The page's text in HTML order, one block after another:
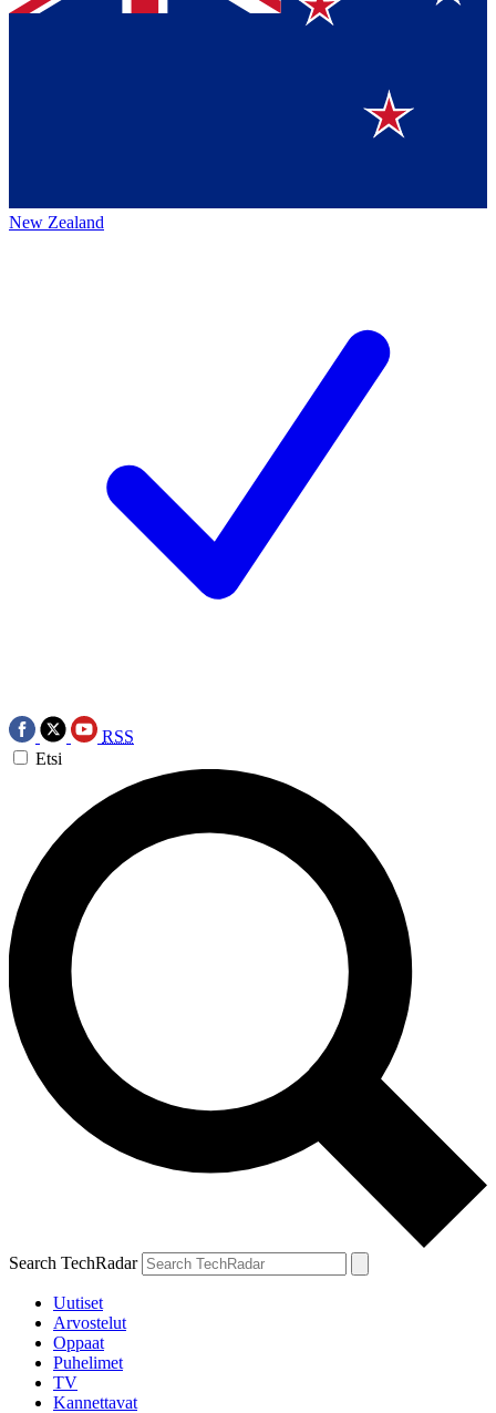
New Zealand
RSS
Etsi
Search TechRadar
Uutiset
Arvostelut
Oppaat
Puhelimet
TV
Kannettavat